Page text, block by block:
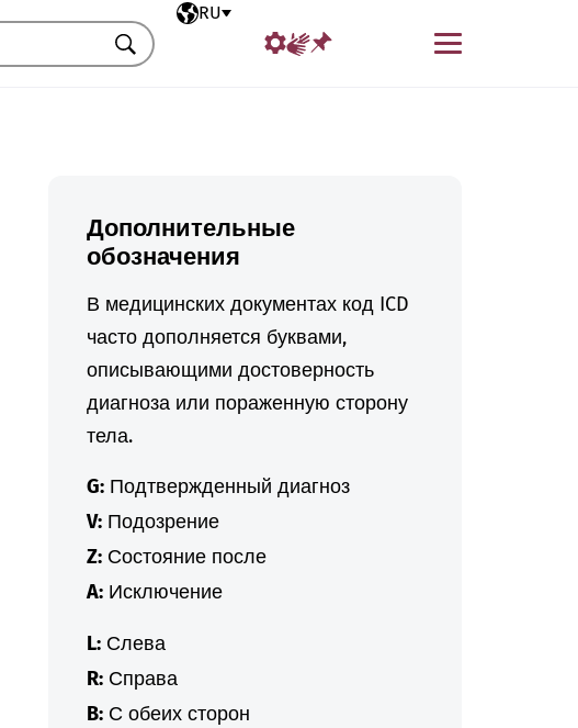
Выбранный язык
RU
Меню
Искать
Дополнительные
обозначения
В медицинских документах код ICD
часто дополняется буквами,
описывающими достоверность
диагноза или пораженную сторону
тела.
G:Подтвержденный диагноз
V:Подозрение
Z:Состояние после
A:Исключение
L:Слева
R:Справа
B:С обеих сторон